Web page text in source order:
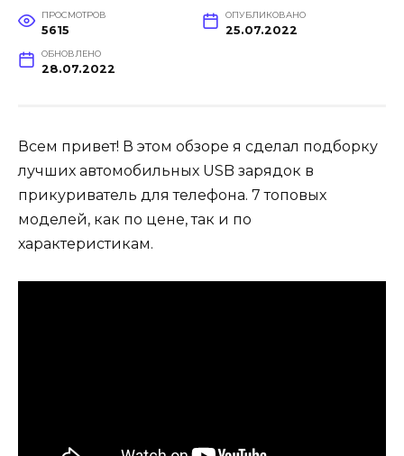
ПРОСМОТРОВ
5615
ОПУБЛИКОВАНО
25.07.2022
ОБНОВЛЕНО
28.07.2022
Всем привет! В этом обзоре я сделал подборку
лучших автомобильных USB зарядок в
прикуриватель для телефона. 7 топовых
моделей, как по цене, так и по
характеристикам.